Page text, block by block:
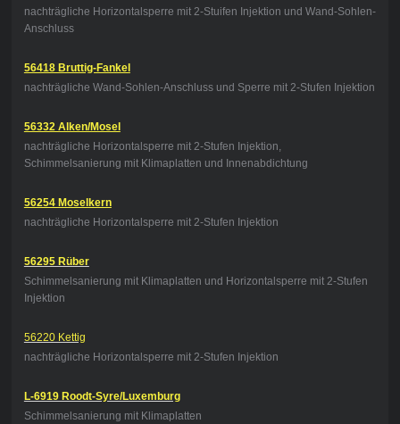
nachträgliche Horizontalsperre mit 2-Stuifen Injektion und Wand-Sohlen-
Anschluss
56418 Bruttig-Fankel
nachträgliche Wand-Sohlen-Anschluss und Sperre mit 2-Stufen Injektion
56332 Alken/Mosel
nachträgliche Horizontalsperre mit 2-Stufen Injektion,
Schimmelsanierung mit Klimaplatten und Innenabdichtung
56254 Moselkern
nachträgliche Horizontalsperre mit 2-Stufen Injektion
56295 Rüber
Schimmelsanierung mit Klimaplatten und Horizontalsperre mit 2-Stufen
Injektion
56220 Kettig
nachträgliche Horizontalsperre mit 2-Stufen Injektion
L-6919 Roodt-Syre/Luxemburg
Schimmelsanierung mit Klimaplatten